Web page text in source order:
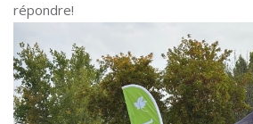
répondre!